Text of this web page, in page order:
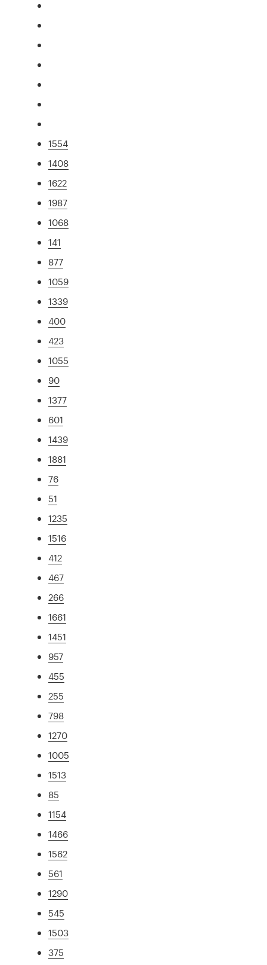
1554
1408
1622
1987
1068
141
877
1059
1339
400
423
1055
90
1377
601
1439
1881
76
51
1235
1516
412
467
266
1661
1451
957
455
255
798
1270
1005
1513
85
1154
1466
1562
561
1290
545
1503
375